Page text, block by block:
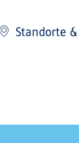
Standorte